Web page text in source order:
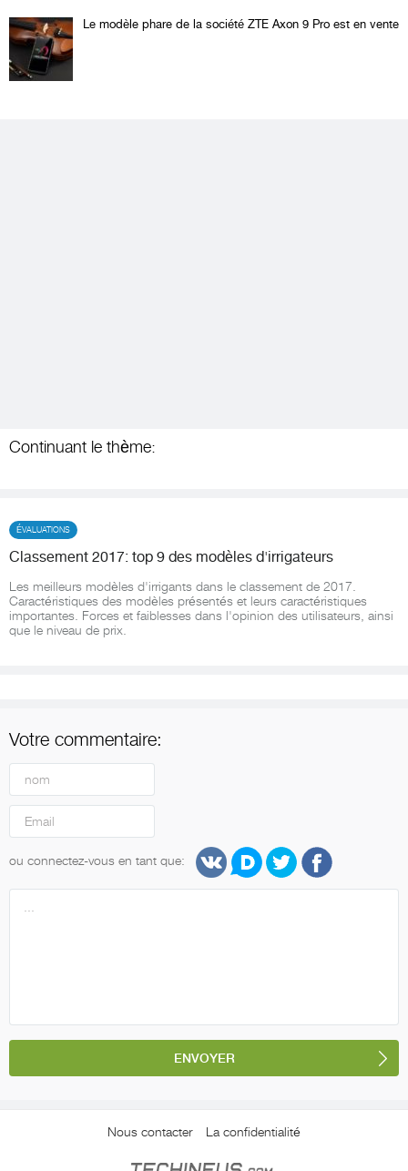
Le modèle phare de la société ZTE Axon 9 Pro est en vente
Continuant le thème:
ÉVALUATIONS
Classement 2017: top 9 des modèles d'irrigateurs
Les meilleurs modèles d'irrigants dans le classement de 2017.
Caractéristiques des modèles présentés et leurs caractéristiques
importantes. Forces et faiblesses dans l'opinion des utilisateurs, ainsi
que le niveau de prix.
Votre commentaire:
ou connectez-vous en tant que:
Nous contacter La confidentialité